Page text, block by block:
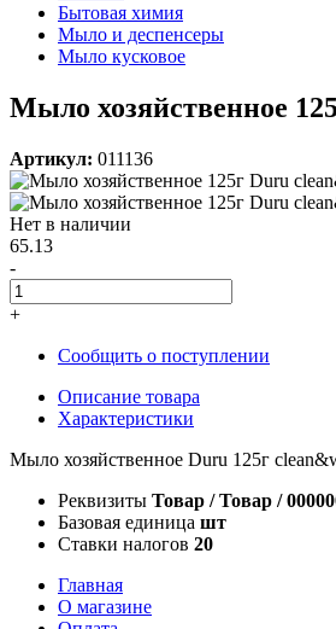
Бытовая химия
Мыло и деспенсеры
Мыло кусковое
Мыло хозяйственное
Артикул: 011136
Нет в наличии
65.13
-
+
Сообщить о поступлении
Описание товара
Характеристики
Мыло хозяйственное Duru 125г
Реквизиты Товар / Товар /
Базовая единица шт
Ставки налогов 20
Главная
О магазине